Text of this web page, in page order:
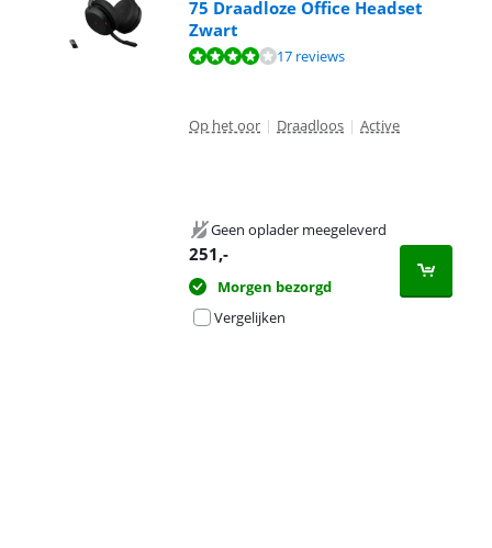
75 Draadloze Office Headset
Zwart
Beoordeling is 7,7 van de 10, gebaseerd op 17 reviews.
17 reviews
Op het oor | Draadloos | Active
Geen oplader meegeleverd
251,-
Morgen bezorgd
Vergelijken